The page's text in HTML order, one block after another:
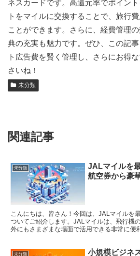
ネスカードです。高還元率でポイン
トをマイルに交換することで、旅行
ことができます。さらに、経費管理
典の充実も魅力です。ぜひ、この記
ト広告費を賢く管理し、さらにお得
さいね！
未分類
関連記事
未分類
JALマイルを
航空券から豪
こんにちは、皆さん！今回は、JALマイルを
ついてご紹介します。JALマイルは、飛行機
外にもさまざまな場面で活用できる非常に便
未分類
小規模ビジネ